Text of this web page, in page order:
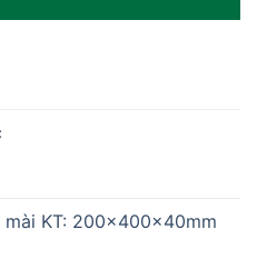
mài KT: 200x400x40mm